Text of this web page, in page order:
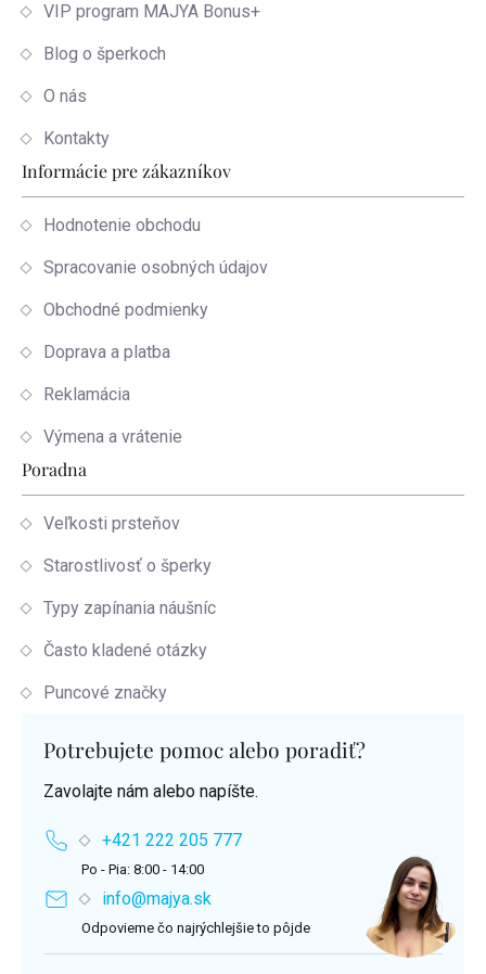
VIP program MAJYA Bonus+
Blog o šperkoch
O nás
Kontakty
Informácie pre zákazníkov
Hodnotenie obchodu
Spracovanie osobných údajov
Obchodné podmienky
Doprava a platba
Reklamácia
Výmena a vrátenie
Poradna
Veľkosti prsteňov
Starostlivosť o šperky
Typy zapínania náušníc
Často kladené otázky
Puncové značky
Potrebujete pomoc alebo poradiť?
Zavolajte nám alebo napíšte.
+421 222 205 777
Po - Pia: 8:00 - 14:00
info@majya.sk
Odpovieme čo najrýchlejšie to pôjde